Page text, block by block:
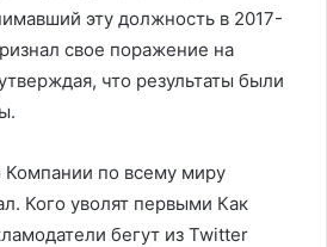
эту должность в 2017-
свое поражение на
что результаты были
Компании по всему миру
Кого уволят первыми Как
бегут из Twitter